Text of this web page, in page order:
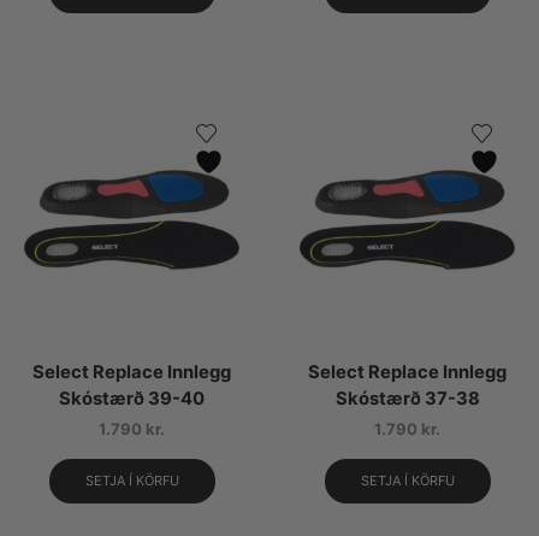
Select Replace Innlegg
Skóstærð 39-40
1.790 kr.
SETJA Í KÖRFU
Select Replace Innlegg
Skóstærð 37-38
1.790 kr.
SETJA Í KÖRFU